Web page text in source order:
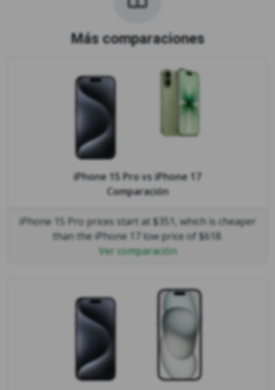
Más comparaciones
iPhone 15 ProvsiPhone 17
Comparación
iPhone 15 Pro prices start at $351, which is cheaper
than the iPhone 17 low price of $618.
Ver comparación